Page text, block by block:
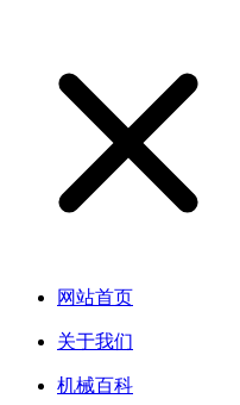
网站首页
关于我们
机械百科